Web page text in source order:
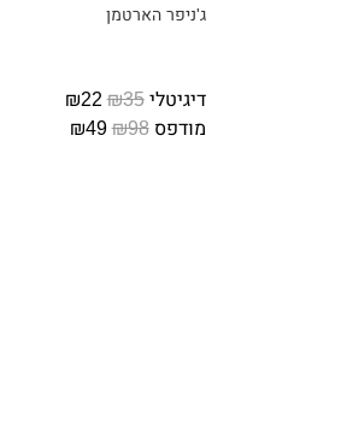
להיות חרא לאחותי הקטנה."
ג'ניפר הארטמן
דיגיטלי₪35
₪22
מודפס ₪98
₪49